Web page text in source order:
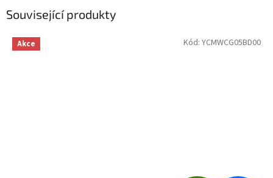
Související produkty
Akce Kód: YCMWCG05BD00